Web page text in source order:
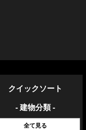
クイックソート
- 建物分類 -
全て見る